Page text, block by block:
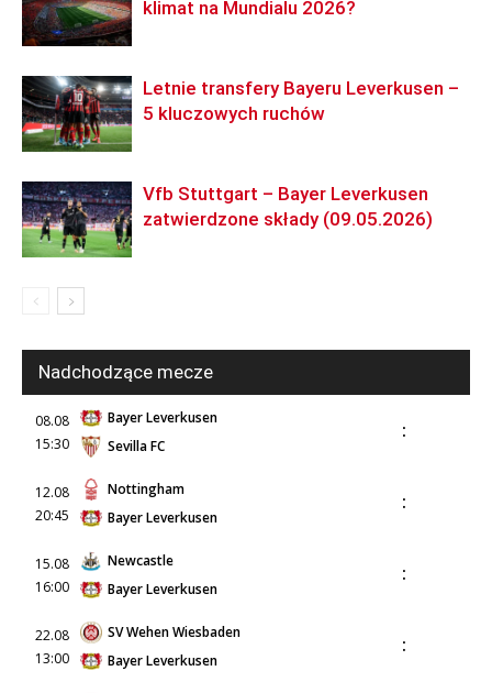
klimat na Mundialu 2026?
Letnie transfery Bayeru Leverkusen –
5 kluczowych ruchów
Vfb Stuttgart – Bayer Leverkusen
zatwierdzone składy (09.05.2026)
Nadchodzące mecze
08.08
15:30
Bayer Leverkusen
Sevilla FC
:
12.08
20:45
Nottingham
Bayer Leverkusen
:
15.08
16:00
Newcastle
Bayer Leverkusen
:
22.08
13:00
SV Wehen Wiesbaden
Bayer Leverkusen
: